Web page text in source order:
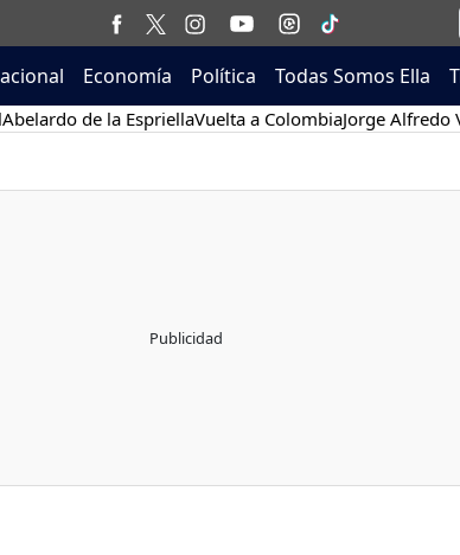
Economía Política Todas Somos Ella
Abelardo de la EspriellaVuelta a ColombiaJorge Alfredo